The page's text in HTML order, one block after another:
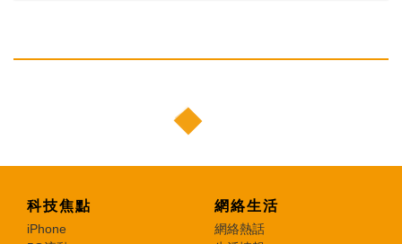
科技焦點
iPhone
網絡生活
網絡熱話